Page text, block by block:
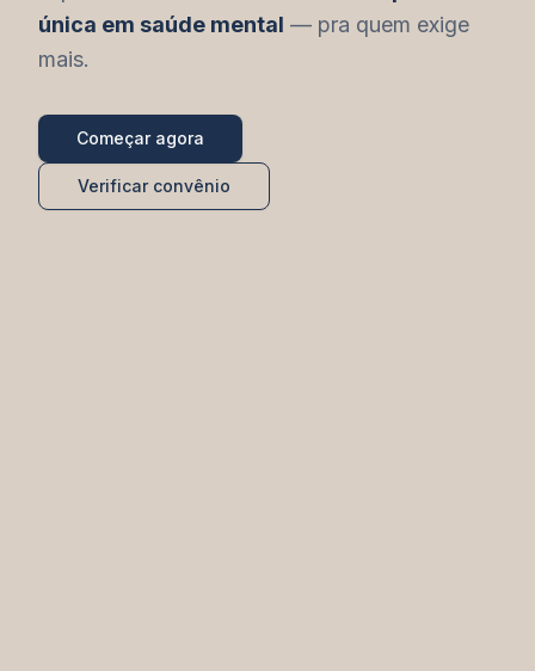
única em saúde mental — pra quem exige
mais.
Começar agora
Verificar convênio